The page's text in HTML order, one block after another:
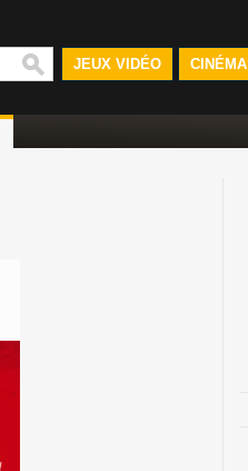
JEUX VIDÉO CINÉMA